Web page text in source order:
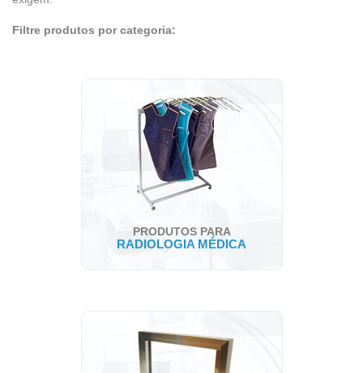
Filtre produtos por categoria:
PRODUTOS PARA
RADIOLOGIA MÉDICA